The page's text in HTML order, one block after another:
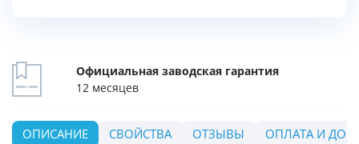
Официальная заводская гарантия
12 месяцев
ОПИСАНИЕ СВОЙСТВА ОТЗЫВЫ ОПЛАТА И